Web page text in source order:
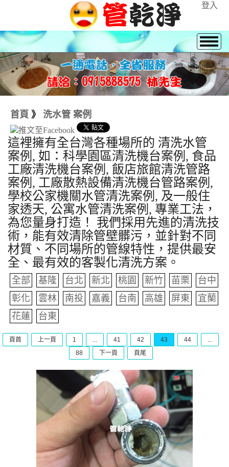
登入
首頁 》 洗水管 案例
這裡擁有全台灣各種場所的 清洗水管
案例, 如：科學園區清洗機台案例, 食品
工廠清洗機台案例, 飯店旅館清洗管路
案例, 工廠散熱設備清洗機台管路案例,
學校公家機關水管清洗案例, 及一般住
家透天, 公寓水管清洗案例, 專業工法，
為您量身打造！ 我們採用先進的清洗技
術，能有效清除管壁髒污，並針對不同
材質、不同場所的管線特性，提供最安
全、最有效的客製化清洗方案。
全部 基隆 台北 新北 桃園 新竹 苗栗
台中
彰化
雲林 南投 嘉義 台南 高雄 屏東
宜蘭
花蓮
台東
頁首 上一頁 1 ... 41 42 43 44
...
88
下一頁 頁尾